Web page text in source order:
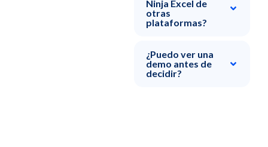
Ninja Excel de
otras
plataformas?
¿Puedo ver una
demo antes de
decidir?